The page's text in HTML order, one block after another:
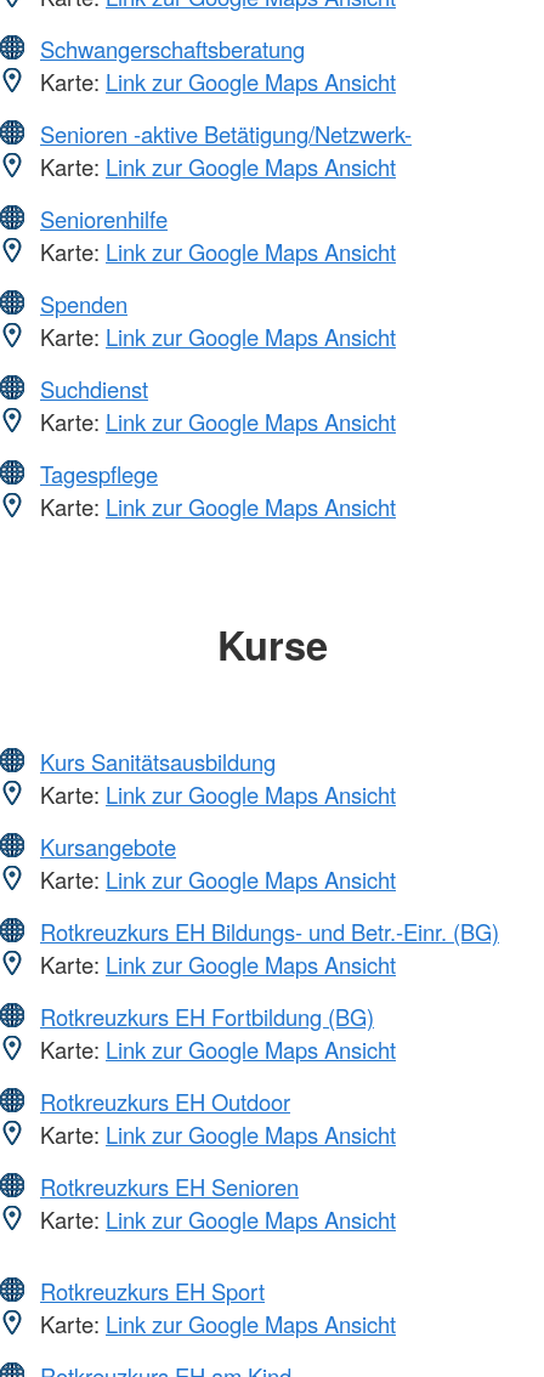
Schwangerschaftsberatung
Karte: Link zur Google Maps Ansicht
Senioren -aktive Betätigung/Netzwerk-
Karte: Link zur Google Maps Ansicht
Seniorenhilfe
Karte: Link zur Google Maps Ansicht
Spenden
Karte: Link zur Google Maps Ansicht
Suchdienst
Karte: Link zur Google Maps Ansicht
Tagespflege
Karte: Link zur Google Maps Ansicht
Kurse
Kurs Sanitätsausbildung
Karte: Link zur Google Maps Ansicht
Kursangebote
Karte: Link zur Google Maps Ansicht
Rotkreuzkurs EH Bildungs- und Betr.-Einr. (BG)
Karte: Link zur Google Maps Ansicht
Rotkreuzkurs EH Fortbildung (BG)
Karte: Link zur Google Maps Ansicht
Rotkreuzkurs EH Outdoor
Karte: Link zur Google Maps Ansicht
Rotkreuzkurs EH Senioren
Karte: Link zur Google Maps Ansicht
Rotkreuzkurs EH Sport
Karte: Link zur Google Maps Ansicht